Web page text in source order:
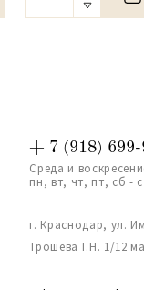
+ 7 (918) 699-
Среда и
пн, вт, чт, пт, сб - с
г. Краснодар, ул.
Трошева Г.Н. 1/12